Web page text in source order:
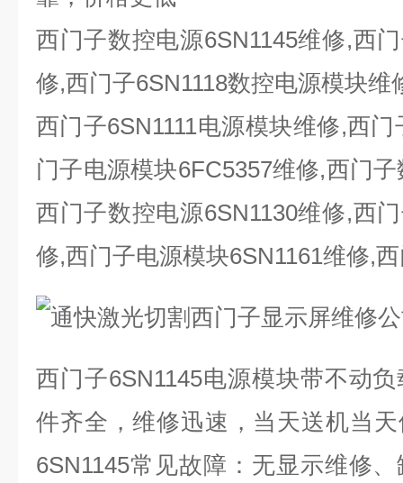
西门子数控电源6SN1145维修,西
修,西门子6SN1118数控电源模块维
西门子6SN1111电源模块维修,西门
门子电源模块6FC5357维修,西门
西门子数控电源6SN1130维修,西
修,西门子电源模块6SN1161维修,
西门子6SN1145电源模块带不动
件齐全，维修迅速，当天送机当
6SN1145常见故障：无显示维修